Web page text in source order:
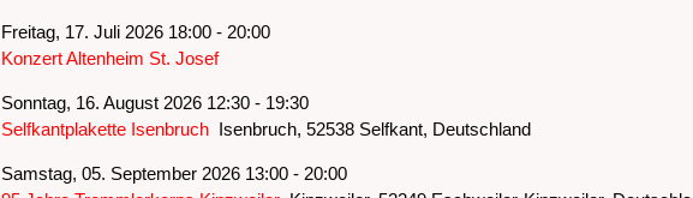
Freitag, 17. Juli 2026 18:00 - 20:00
Konzert Altenheim St. Josef
Sonntag, 16. August 2026 12:30 - 19:30
Selfkantplakette IsenbruchIsenbruch, 52538 Selfkant, Deutschland
Samstag, 05. September 2026 13:00 - 20:00